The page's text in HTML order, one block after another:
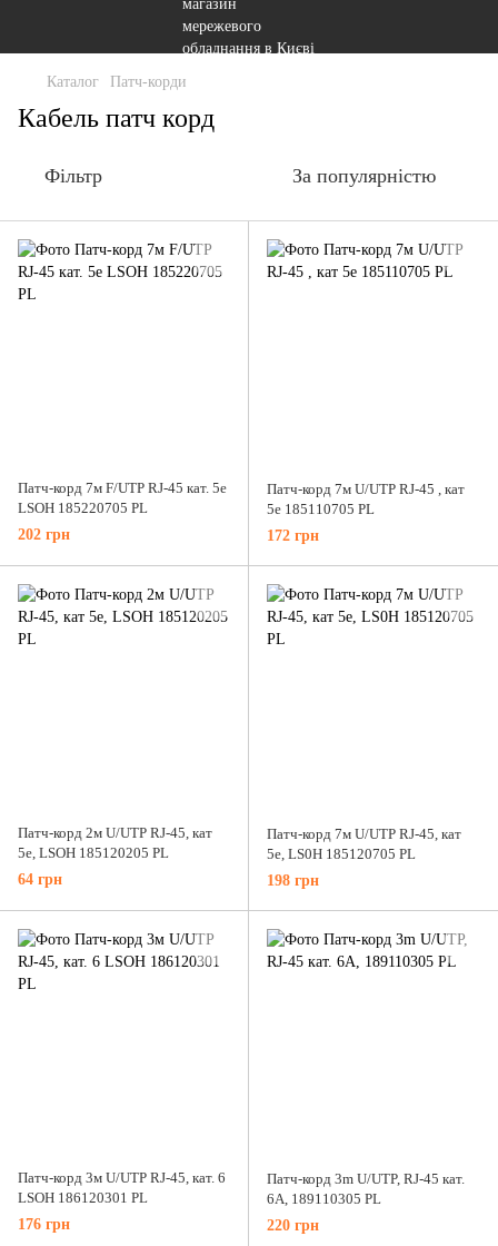
Каталог Патч-корди
Кабель патч корд
Фільтр За популярністю
Патч-корд 7м F/UTP RJ-45 кат. 5е
LSOH 185220705 PL
202 грн
Патч-корд 7м U/UTP RJ-45 , кат
5е 185110705 PL
172 грн
Патч-корд 2м U/UTP RJ-45, кат
5e, LSOH 185120205 PL
64 грн
Патч-корд 7м U/UTP RJ-45, кат
5е, LS0H 185120705 PL
198 грн
Патч-корд 3м U/UTP RJ-45, кат. 6
LSOH 186120301 PL
176 грн
Патч-корд 3m U/UTP, RJ-45 кат.
6A, 189110305 PL
220 грн